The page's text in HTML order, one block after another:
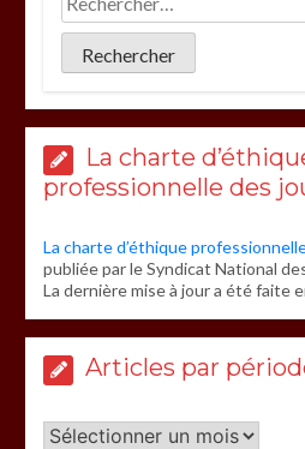
La charte
professionnelle des
La charte d’éthique
publiée par le Syndicat National
La dernière mise à jour a été faite
Articles par
Articles